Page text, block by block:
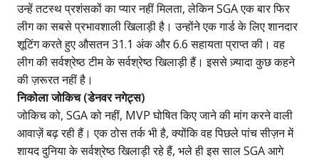
उन्हें तटस्थ प्रशंसकों का प्यार नहीं मिलता, लेकिन SGA एक बार फिर
लीग का सबसे प्रभावशाली खिलाड़ी है। उन्होंने एक गार्ड के लिए शानदार
शूटिंग करते हुए औसतन 31.1 अंक और 6.6 सहायता प्राप्त की। वह
लीग की सर्वश्रेष्ठ टीम के सर्वश्रेष्ठ खिलाड़ी हैं। इससे ज़्यादा कुछ कहने
की ज़रूरत नहीं है।
निकोला जोकिच (डेनवर नगेट्स)
जोकिच को, SGA को नहीं, MVP घोषित किए जाने की मांग करने वाली
आवाज़ें बढ़ रही हैं। एक ठोस तर्क भी है, क्योंकि वह पिछले पांच सीज़न में
शायद दुनिया के सर्वश्रेष्ठ खिलाड़ी रहे हैं, भले ही इस साल SGA आगे